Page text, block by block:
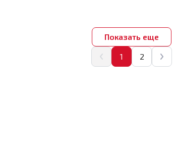
Показать еще
1 2